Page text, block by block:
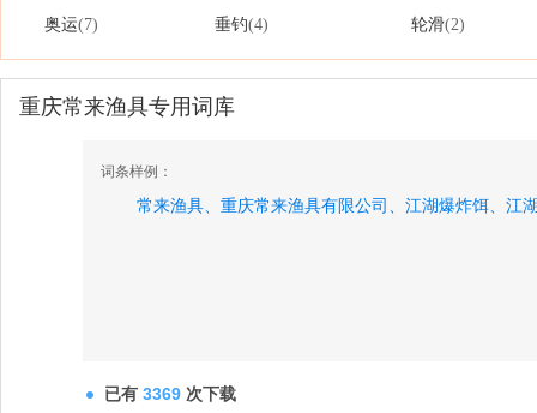
奥运(7) 垂钓(4) 轮滑(2)
重庆常来渔具专用词库
词条样例：
常来渔具、 重庆常来渔具有限公司、 江湖爆炸饵、 江
已有 3369 次下载